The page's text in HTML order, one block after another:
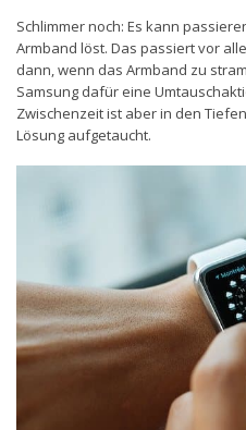
Schlimmer noch: Es kann
Armband löst. Das passiert vor
dann, wenn das Armband zu
Samsung dafür eine
Zwischenzeit ist aber in den
Lösung aufgetaucht.